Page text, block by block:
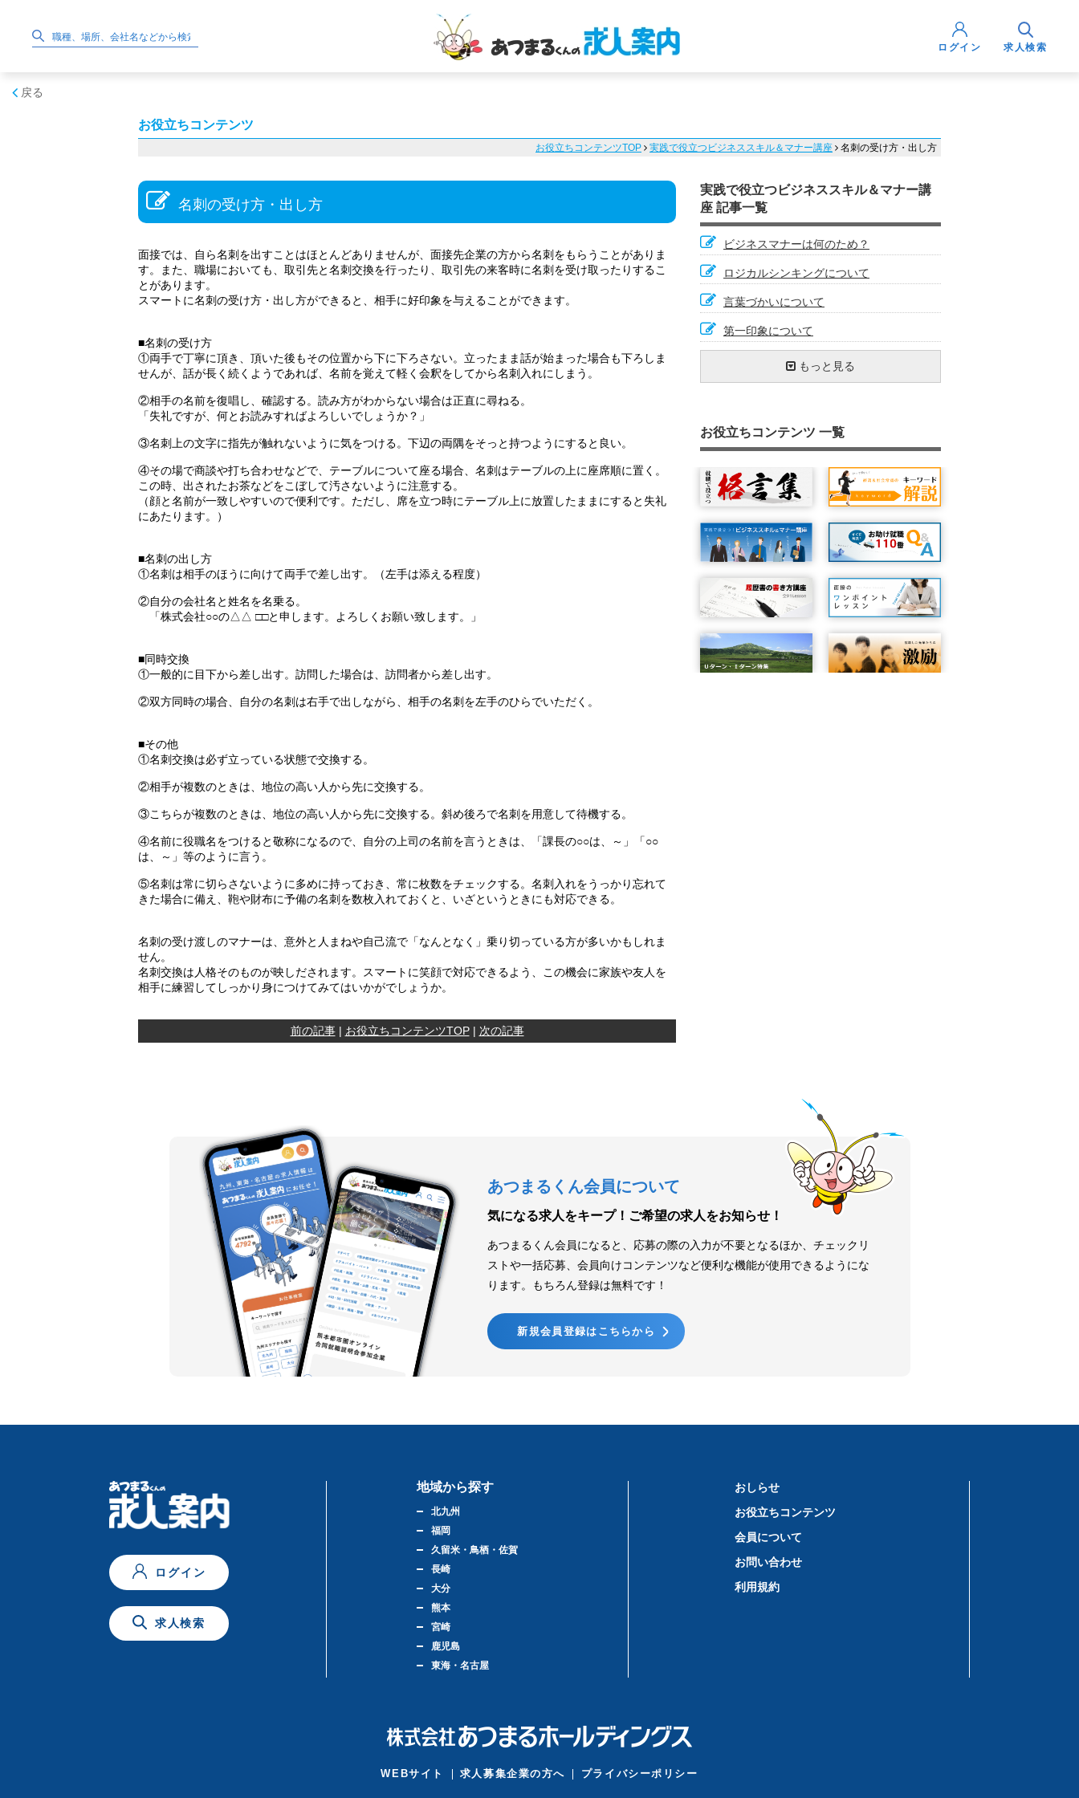
ログイン 求人検索
戻る
お役立ちコンテンツ
お役立ちコンテンツTOP 実践で役立つビジネススキル＆マナー講座 名刺の受け方・出し方
名刺の受け方・出し方
面接では、自ら名刺を出すことはほとんどありませんが、面接先企業の方から名刺をもらうことがありま
す。また、職場においても、取引先と名刺交換を行ったり、取引先の来客時に名刺を受け取ったりするこ
とがあります。
スマートに名刺の受け方・出し方ができると、相手に好印象を与えることができます。
■名刺の受け方
①両手で丁寧に頂き、頂いた後もその位置から下に下ろさない。立ったまま話が始まった場合も下ろしま
せんが、話が長く続くようであれば、名前を覚えて軽く会釈をしてから名刺入れにしまう。
②相手の名前を復唱し、確認する。読み方がわからない場合は正直に尋ねる。
「失礼ですが、何とお読みすればよろしいでしょうか？」
③名刺上の文字に指先が触れないように気をつける。下辺の両隅をそっと持つようにすると良い。
④その場で商談や打ち合わせなどで、テーブルについて座る場合、名刺はテーブルの上に座席順に置く。
この時、出されたお茶などをこぼして汚さないように注意する。
（顔と名前が一致しやすいので便利です。ただし、席を立つ時にテーブル上に放置したままにすると失礼
にあたります。）
■名刺の出し方
①名刺は相手のほうに向けて両手で差し出す。（左手は添える程度）
②自分の会社名と姓名を名乗る。
「株式会社○○の△△ □□と申します。よろしくお願い致します。」
■同時交換
①一般的に目下から差し出す。訪問した場合は、訪問者から差し出す。
②双方同時の場合、自分の名刺は右手で出しながら、相手の名刺を左手のひらでいただく。
■その他
①名刺交換は必ず立っている状態で交換する。
②相手が複数のときは、地位の高い人から先に交換する。
③こちらが複数のときは、地位の高い人から先に交換する。斜め後ろで名刺を用意して待機する。
④名前に役職名をつけると敬称になるので、自分の上司の名前を言うときは、「課長の○○は、～」「○○
は、～」等のように言う。
⑤名刺は常に切らさないように多めに持っておき、常に枚数をチェックする。名刺入れをうっかり忘れて
きた場合に備え、鞄や財布に予備の名刺を数枚入れておくと、いざというときにも対応できる。
名刺の受け渡しのマナーは、意外と人まねや自己流で「なんとなく」乗り切っている方が多いかもしれま
せん。
名刺交換は人格そのものが映しだされます。スマートに笑顔で対応できるよう、この機会に家族や友人を
相手に練習してしっかり身につけてみてはいかがでしょうか。
前の記事| お役立ちコンテンツTOP| 次の記事
実践で役立つビジネススキル＆マナー講
座 記事一覧
ビジネスマナーは何のため？
ロジカルシンキングについて
言葉づかいについて
第一印象について
相槌は会話のバロメーター
アイコンタクトで思いを伝える
連絡の基本（時間に遅れそうな時）
お辞儀でマナーアップ
聞き上手になろう
エレベーターでのマナーを抑えておこう
お茶の出し方を知っていますか？
『ほうれんそう』を身につけよう
見逃しやすい会社でのトイレマナー
ビジネスメールでのマナー
電話を受けるときのポイント
肯定的な話し方で得をしよう
健康に働くこと
そうじ力
５Ｓで現場力を強化する
お礼状を書いてみよう
勝負は朝起きたときから
SNSで情報発信するときの注意点
手帳を使いこなそう
『ＡＢＣ分析』で効率アップ
共感する力
質問力を鍛えよう
長文を書くための６つのポイント
仕事の効率化
ストレス対処法
取引先にお祝いごとがあったとき
差のつく議事録の書き方
メールと対面を使い分ける
雑談もビジネスツール
本をたくさん読もう
【チェックリスト】でモレなくダブりなく
ネガティブなメールへの対応方法
携帯電話のマナー
交渉力を高めよう
わかりやすいストーリーで話す力(FABE技
忙しい時に追加で仕事を頼まれた時の対応
マニュアルに頼っていませんか
丹田呼吸法
外出時のマナー もっと見る
お役立ちコンテンツ 一覧
あつまるくん会員について
気になる求人をキープ！ ご希望の求人をお知らせ！
あつまるくん会員になると、応募の際の入力が不要となるほか、チェックリ
ストや一括応募、会員向けコンテンツなど便利な機能が使用できるようにな
ります。もちろん登録は無料です！
新規会員登録はこちらから
ログイン
求人検索
地域から探す
北九州
福岡
久留米・鳥栖・佐賀
長崎
大分
熊本
宮崎
鹿児島
東海・名古屋
おしらせ
お役立ちコンテンツ
会員について
お問い合わせ
利用規約
WEBサイト 求人募集企業の方へ プライバシーポリシー